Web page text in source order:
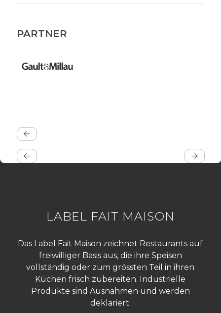
PARTNER
LABEL FAIT MAISON
Das Label Fait Maison zeichnet Restaurants auf
freiwilliger Basis aus, die ihre Speisen
vollständig oder zum grössten Teil in ihren
Küchen frisch zubereiten. Industrielle
Produkte sind Ausnahmen und werden
deklariert.